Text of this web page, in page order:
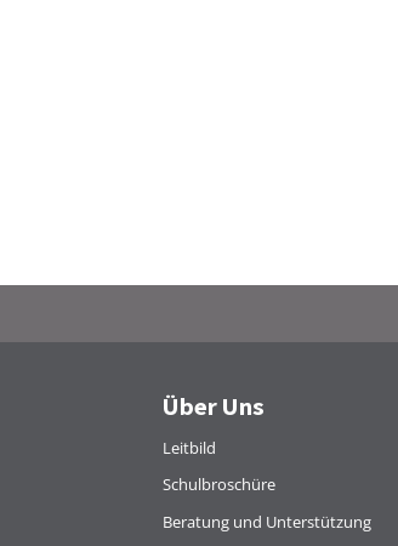
Über Uns
Leitbild
Schulbroschüre
Beratung und Unterstützung